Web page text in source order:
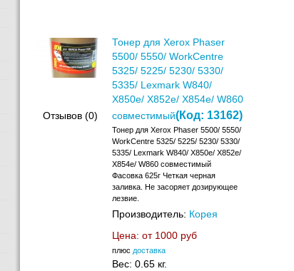
Отзывов (0)
Тонер для Xerox Phaser
5500/ 5550/ WorkCentre
5325/ 5225/ 5230/ 5330/
5335/ Lexmark W840/
X850e/ X852e/ X854e/ W860
совместимый(Код: 13162)
Тонер для Xerox Phaser 5500/ 5550/
WorkCentre 5325/ 5225/ 5230/ 5330/
5335/ Lexmark W840/ X850e/ X852e/
X854e/ W860 совместимый
Фасовка 625г Четкая черная
заливка. Не засоряет дозирующее
лезвие.
Производитель: Корея
Цена: от 1000 руб
плюс доставка
Вес: 0.65 кг.